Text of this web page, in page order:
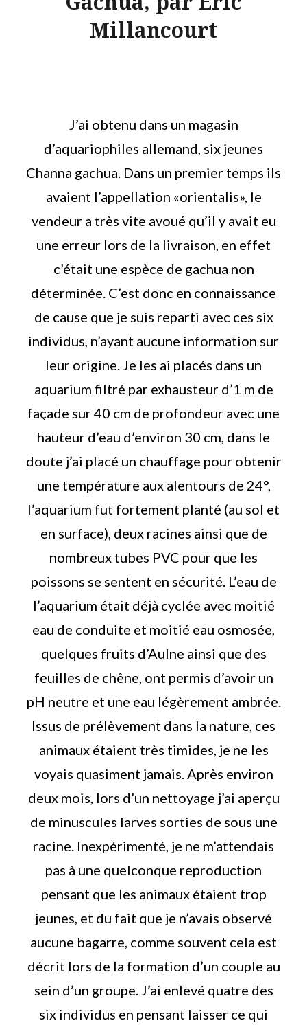
Millancourt
J’ai obtenu dans un magasin
d’aquariophiles allemand, six jeunes
Channa gachua. Dans un premier temps ils
avaient l’appellation «orientalis», le
vendeur a très vite avoué qu’il y avait eu
une erreur lors de la livraison, en effet
c’était une espèce de gachua non
déterminée. C’est donc en connaissance
de cause que je suis reparti avec ces six
individus, n’ayant aucune information sur
leur origine. Je les ai placés dans un
aquarium filtré par exhausteur d’1 m de
façade sur 40 cm de profondeur avec une
hauteur d’eau d’environ 30 cm, dans le
doute j’ai placé un chauffage pour obtenir
une température aux alentours de 24°,
l’aquarium fut fortement planté (au sol et
en surface), deux racines ainsi que de
nombreux tubes PVC pour que les
poissons se sentent en sécurité. L’eau de
l’aquarium était déjà cyclée avec moitié
eau de conduite et moitié eau osmosée,
quelques fruits d’Aulne ainsi que des
feuilles de chêne, ont permis d’avoir un
pH neutre et une eau légèrement ambrée.
Issus de prélèvement dans la nature, ces
animaux étaient très timides, je ne les
voyais quasiment jamais. Après environ
deux mois, lors d’un nettoyage j’ai aperçu
de minuscules larves sorties de sous une
racine. Inexpérimenté, je ne m’attendais
pas à une quelconque reproduction
pensant que les animaux étaient trop
jeunes, et du fait que je n’avais observé
aucune bagarre, comme souvent cela est
décrit lors de la formation d’un couple au
sein d’un groupe. J’ai enlevé quatre des
six individus en pensant laisser ce qui